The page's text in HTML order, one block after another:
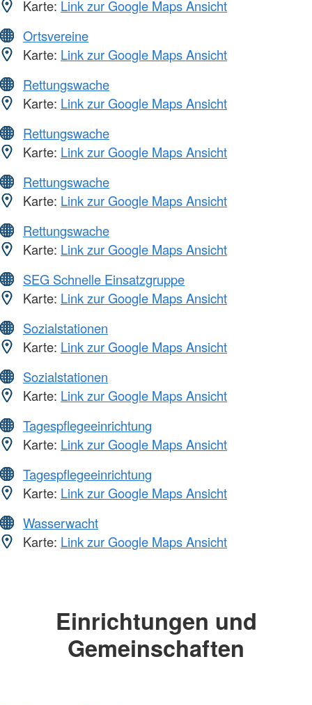
Karte: Link zur Google Maps Ansicht
Ortsvereine
Karte: Link zur Google Maps Ansicht
Rettungswache
Karte: Link zur Google Maps Ansicht
Rettungswache
Karte: Link zur Google Maps Ansicht
Rettungswache
Karte: Link zur Google Maps Ansicht
Rettungswache
Karte: Link zur Google Maps Ansicht
SEG Schnelle Einsatzgruppe
Karte: Link zur Google Maps Ansicht
Sozialstationen
Karte: Link zur Google Maps Ansicht
Sozialstationen
Karte: Link zur Google Maps Ansicht
Tagespflegeeinrichtung
Karte: Link zur Google Maps Ansicht
Tagespflegeeinrichtung
Karte: Link zur Google Maps Ansicht
Wasserwacht
Karte: Link zur Google Maps Ansicht
Einrichtungen und
Gemeinschaften